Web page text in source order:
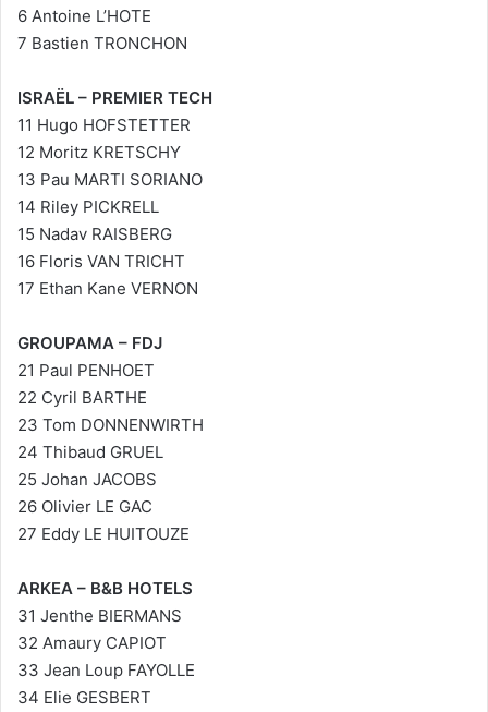
6 Antoine L’HOTE
7 Bastien TRONCHON
ISRAËL – PREMIER TECH
11 Hugo HOFSTETTER
12 Moritz KRETSCHY
13 Pau MARTI SORIANO
14 Riley PICKRELL
15 Nadav RAISBERG
16 Floris VAN TRICHT
17 Ethan Kane VERNON
GROUPAMA – FDJ
21 Paul PENHOET
22 Cyril BARTHE
23 Tom DONNENWIRTH
24 Thibaud GRUEL
25 Johan JACOBS
26 Olivier LE GAC
27 Eddy LE HUITOUZE
ARKEA – B&B HOTELS
31 Jenthe BIERMANS
32 Amaury CAPIOT
33 Jean Loup FAYOLLE
34 Elie GESBERT